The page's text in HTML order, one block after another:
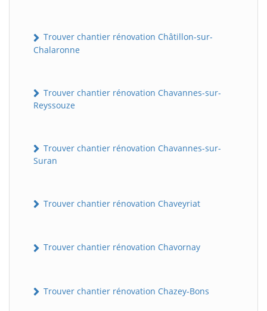
Trouver chantier rénovation Châtillon-sur-
Chalaronne
Trouver chantier rénovation Chavannes-sur-
Reyssouze
Trouver chantier rénovation Chavannes-sur-
Suran
Trouver chantier rénovation Chaveyriat
Trouver chantier rénovation Chavornay
Trouver chantier rénovation Chazey-Bons